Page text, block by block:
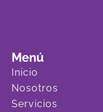
Menú
Inicio
Nosotros
Servicios